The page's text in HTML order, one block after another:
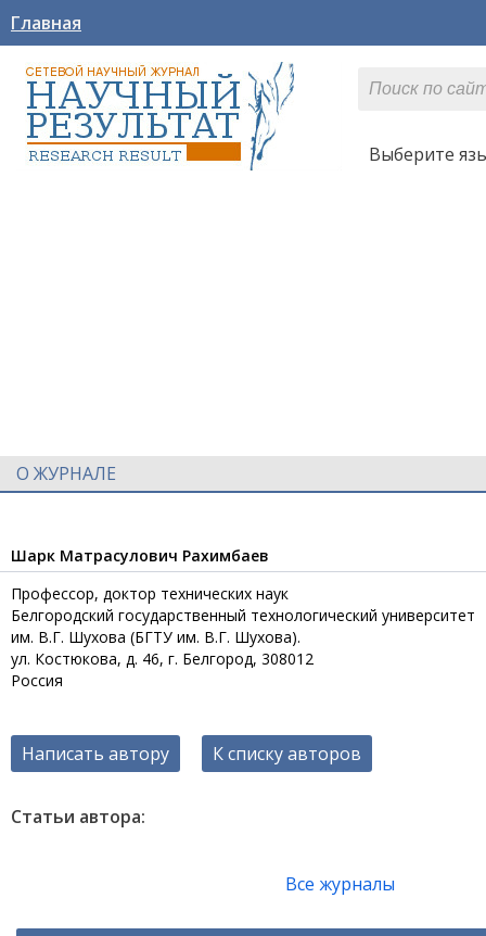
Главная
Выберите
О ЖУРНАЛЕ
Шарк Матрасулович Рахимбаев
Профессор, доктор технических наук
Белгородский государственный технологический университет
им. В.Г. Шухова (БГТУ им. В.Г. Шухова).
ул. Костюкова, д. 46, г. Белгород, 308012
Россия
Написать автору К списку авторов
Статьи автора:
Все журналы